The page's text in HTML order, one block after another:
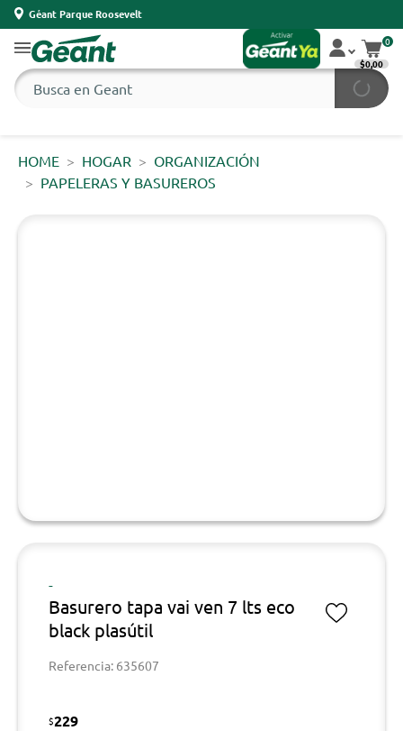
Géant Parque Roosevelt
0
$0,00
HOME HOGAR
ORGANIZACIÓN
PAPELERAS Y BASUREROS
-
Basurero tapa vai ven 7 lts eco
black plasútil
Referencia: 635607
$229